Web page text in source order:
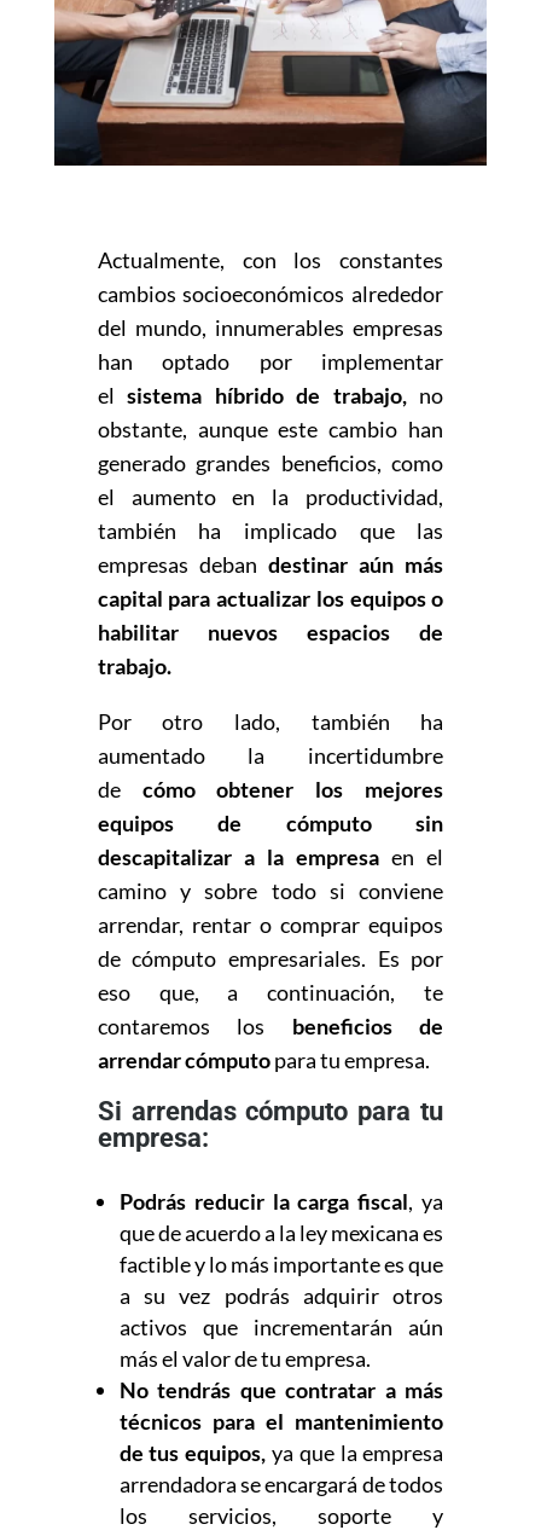
Actualmente, con los constantes
cambios socioeconómicos alrededor
del mundo, innumerables empresas
han optado por implementar
elsistema híbrido de trabajo, no
obstante, aunque este cambio han
generado grandes beneficios, como
el aumento en la productividad,
también ha implicado que las
empresas deban destinar aún más
capital para actualizar los equipos o
habilitar nuevos espacios de
trabajo.
Por otro lado, también ha
aumentado la incertidumbre
decómo obtener los mejores
equipos de cómputo sin
descapitalizar a la empresaen el
camino y sobre todo si conviene
arrendar, rentar o comprar equipos
de cómputo empresariales. Es por
eso que, a continuación, te
contaremos los beneficios de
arrendar cómputopara tu empresa.
Si arrendas cómputo para tu
empresa:
Podrás reducir la carga fiscal, ya
que de acuerdo a la ley mexicana es
factible y lo más importante es que
a su vez podrás adquirir otros
activos que incrementarán aún
más el valor de tu empresa.
No tendrás que contratar a más
técnicos para el mantenimiento
de tus equipos, ya que la empresa
arrendadora se encargará de todos
los servicios, soporte y